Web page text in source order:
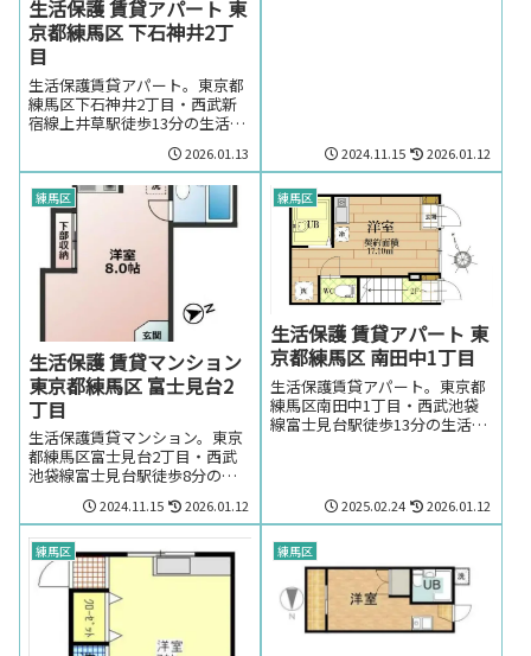
生活保護 賃貸アパート 東
京都練馬区 下石神井2丁
目
生活保護賃貸アパート。東京都
練馬区下石神井2丁目・西武新
宿線上井草駅徒歩13分の生活保
ト。東京都練馬区下石神井2丁
目・西武新宿線上井草駅周辺の
お部屋を探しの方はお気軽にお
問い合わせください。
2026.01.13 2024.11.15 2026.01.12
練馬区
生活保護 賃貸マンション
東京都練馬区 富士見台2
丁目
生活保護賃貸マンション。東京
都練馬区富士見台2丁目・西武
池袋線富士見台駅徒歩8分の生
活保護の方でも賃貸可能なマン
ション。生活保護の方で東京都
練馬区富士見台2丁目・西武池
袋線富士見台駅周辺のお部屋を
お探しの方はお気軽にお問い合
わせください。
2024.11.15 2026.01.12
練馬区
生活保護 賃貸アパート 東
京都練馬区 南田中1丁目
生活保護賃貸アパート。東京都
練馬区南田中1丁目・西武池袋
線富士見台駅徒歩13分の生活保
のお部屋を探しの方はお気軽に
お問い合わせください。
2025.02.24 2026.01.12
練馬区 練馬区